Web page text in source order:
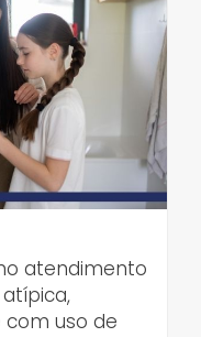
atendimento
uso de